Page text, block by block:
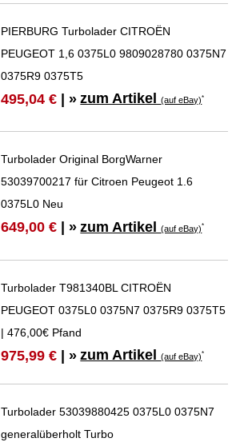
PIERBURG Turbolader CITROËN
PEUGEOT 1,6 0375L0 9809028780 0375N7
0375R9 0375T5
495,04 € | » zum Artikel(auf eBay)*
Turbolader Original BorgWarner
53039700217 für Citroen Peugeot 1.6
0375L0 Neu
649,00 € | » zum Artikel(auf eBay)*
Turbolader T981340BL CITROËN
PEUGEOT 0375L0 0375N7 0375R9 0375T5
| 476,00€ Pfand
975,99 € | » zum Artikel(auf eBay)*
Turbolader 53039880425 0375L0 0375N7
generalüberholt Turbo